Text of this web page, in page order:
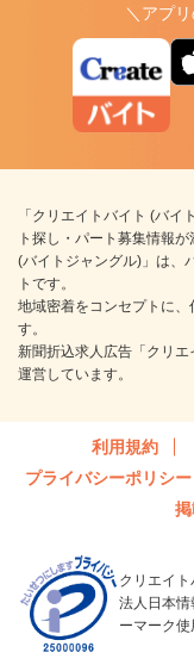
＼アプ
「クリエイトバイト (バ
ト探し・パート募集情報
(バイトジャングル)」は、
トです。
地域密着をコンセプトに
す。
新聞折込求人広告「クリ
運営しています。
利用規約
プライバシーポリシー
クリエイ
法人日本
ーマーク使